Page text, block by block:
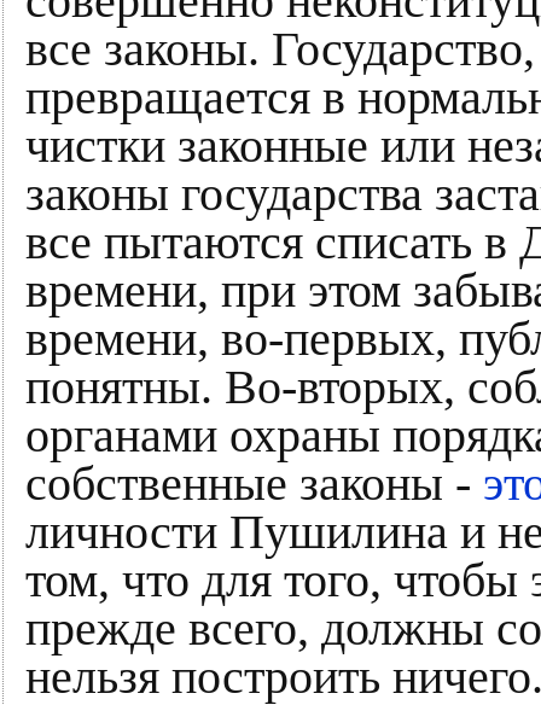
все законы.
превращается в
чистки законные или
законы государства
все пытаются списать
времени, при этом
времени, во-первых,
понятны. Во-вторых,
органами охраны
собственные законы -
личности Пушилина и
том, что для того,
прежде всего, должны
нельзя построить